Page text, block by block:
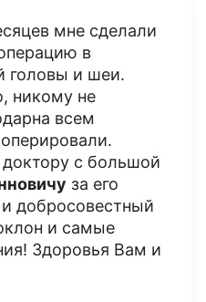
мне сделали
в
головы и шеи.
никому не
всем
с большой
за его
добросовестный
и самые
Здоровья Вам и